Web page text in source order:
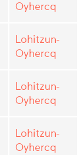
Oyhercq
Lohitzun-
Oyhercq
Lohitzun-
Oyhercq
Lohitzun-
Oyhercq